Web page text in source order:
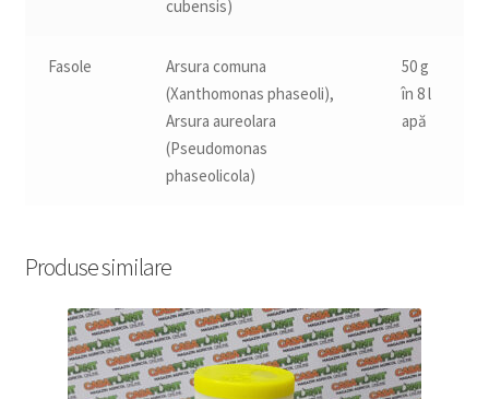
cubensis)
Fasole
Arsura comuna
(Xanthomonas phaseoli),
Arsura aureolara
(Pseudomonas
phaseolicola)
50 g
în 8 l
apă
Produse similare